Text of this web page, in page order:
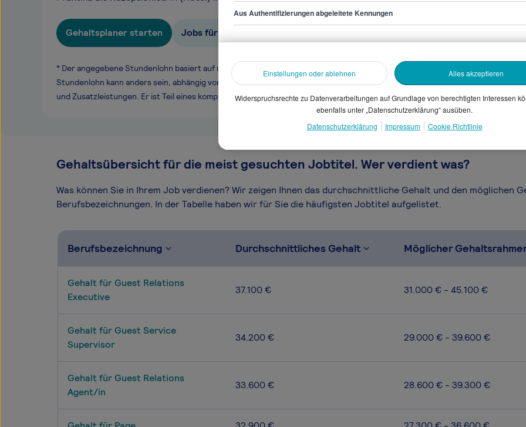
Gehaltsplaner starten Jobs für Rezeptionist/in (Hotel)
* Der angegebene Stundenlohn basiert auf unseren gesammelten Daten. Dein
Stundenlohn kann anders sein, abhängig von Überstunden, Branche, Selbstständigkeit
und Zusatzleistungen. Er ist Teil eines komplexen Vergütungssystems.
Gehaltsübersicht für die meist gesuchten Jobtitel. Wer verdient was?
Was können Sie in Ihrem Job verdienen? Wir zeigen Ihnen das durchschnittliche Gehalt und den möglichen
Berufsbezeichnungen. In der Tabelle haben wir für Sie die häufigsten Jobtitel aufgelistet.
Berufsbezeichnung Durchschnittliches Gehalt Möglicher
Gehalt für Guest Relations
Executive
37.100 € 31.000 € - 45.100 €
Gehalt für Guest Service
Supervisor
34.200 € 29.000 € - 39.600 €
Gehalt für Guest Relations
Agent/in
33.600 € 28.600 € - 39.300 €
Aus Authentifizierungen abgeleitete Kennungen
Einstellungen oder ablehnen Alles akzeptieren
Widerspruchsrechte zu Datenverarbeitungen auf Grundlage von berechtigten Interessen
ebenfalls unter „Datenschutzerklärung“ ausüben.
Datenschutzerklärung
Impressum Cookie Richtlinie